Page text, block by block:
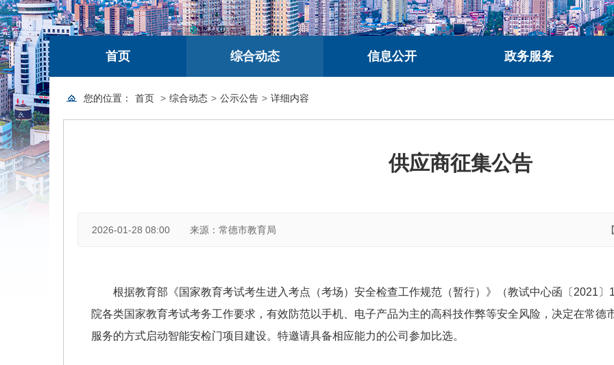
首页 综合动态 信息公开 政务服务
您的位置： 首页 > 综合动态 > 公示公告 > 详细内容
供应商征集公告
2026-01-28 08:00 来源：常德市教育局
根据教育部《国家教育考试考生进入考点（考场）安全检查工作规范（暂行）》（教试中心函〔2021〕
院各类国家教育考试考务工作要求，有效防范以手机、电子产品为主的高科技作弊等安全风险，决定在常德
服务的方式启动智能安检门项目建设。特邀请具备相应能力的公司参加比选。